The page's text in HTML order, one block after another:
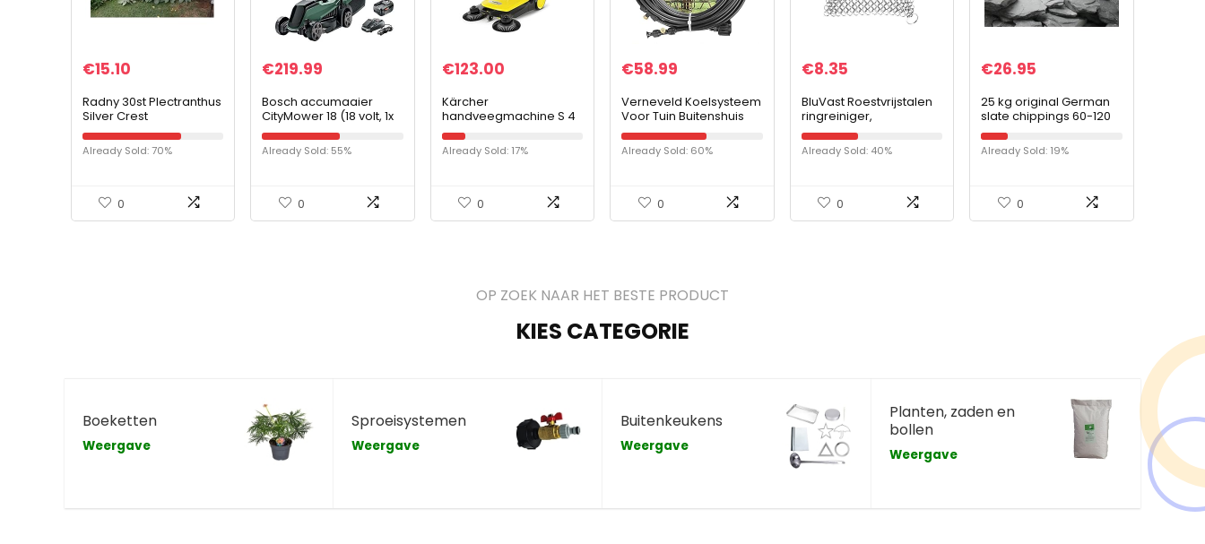
€15.10
Radny 30st Plectranthus
Silver Crest
plantenzaden
Already Sold: 70%
0
€219.99
Bosch accumaaier
CityMower 18 (18 volt, 1x
accu 4,0 Ah,
maaibreedte: 32 cm,
gazons tot 300 m², in
Already Sold: 55%
0
€123.00
Kärcher
handveegmachine S 4
Twin (all-season,
afvalcontainer 20 l, 2
zijborstels, 68 cm
Already Sold: 17%
0
€58.99
Verneveld Koelsysteem
Voor Tuin Buitenshuis
Irrigatie Systeem Met
Nevelsproeiers En
Adapter Water Mister-
Already Sold: 60%
0
€8.35
BluVast Roestvrijstalen
ringreiniger,
topreiniger,
kettingschroef
reinigingsschraper voor
Already Sold: 40%
0
€26.95
25 kg original German
slate chippings 60-120
mm – leisteen –
schiefer
Already Sold: 19%
0
OP ZOEK NAAR HET BESTE PRODUCT
KIES CATEGORIE
Boeketten
Weergave
Sproeisystemen
Weergave
Buitenkeukens
Weergave
Planten, zaden en
bollen
Weergave